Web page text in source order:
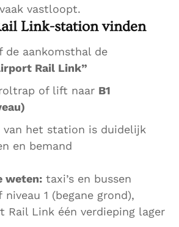
vastloopt.
Link-station vinden
de aankomsthal de
Rail Link”
of lift naar B1
van het station is duidelijk
en bemand
weten: taxi’s en bussen
1 (begane grond),
Rail Link één verdieping lager